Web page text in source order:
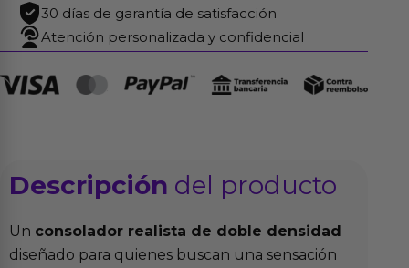
30 días de garantía de satisfacción
Atención personalizada y confidencial
Descripción del producto
Un consolador realista de doble densidad
diseñado para quienes buscan una sensación